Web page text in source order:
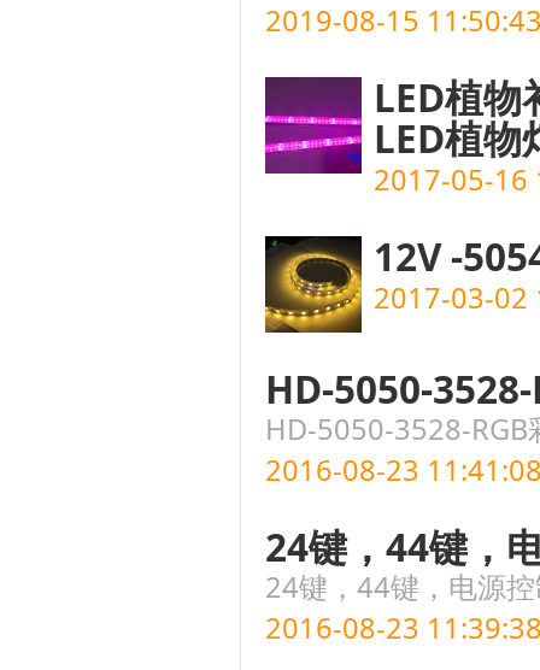
2019-08-15
LED植物
LED植物
2017-05-16
12V -
2017-03-02
HD-5050-
HD-5050-3528-
2016-08-23
24键，44键，
24键，44键，电源
2016-08-23